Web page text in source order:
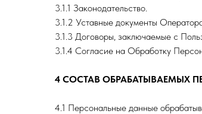
3.1.1 Законодательство.
3.1.2 Уставные документы
3.1.3 Договоры, заключаемые с
3.1.4 Согласие на Обработку
4 СОСТАВ ОБРАБАТЫВАЕМЫХ
4.1 Персональные данные